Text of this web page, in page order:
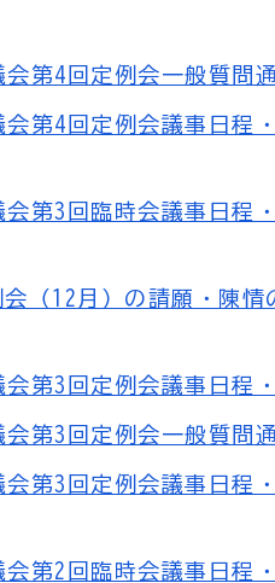
第4回定例会一般質問
第4回定例会議事日程
第3回臨時会議事日程
（12月）の請願・陳情
第3回定例会議事日程
第3回定例会一般質問
第3回定例会議事日程
第2回臨時会議事日程